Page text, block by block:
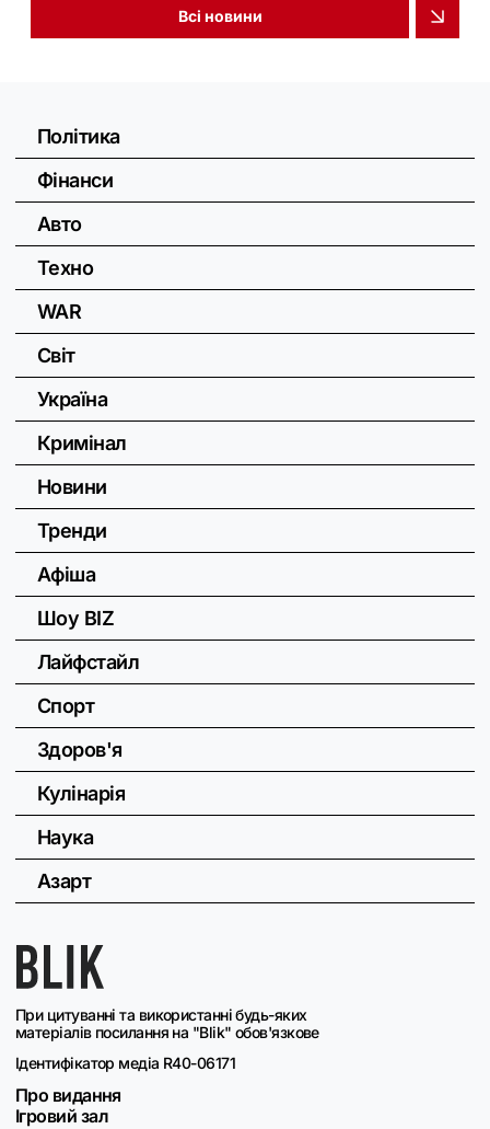
Всі новини
При цитуванні та використанні будь-яких
матеріалів посилання на "Blik" обов'язкове
Ідентифікатор медіа R40-06171
Про видання
Ігровий зал
Політика
Фінанси
Авто
Техно
WAR
Світ
Україна
Кримінал
Новини
Тренди
Афіша
Шоу BIZ
Лайфстайл
Спорт
Здоров'я
Кулінарія
Наука
Азарт